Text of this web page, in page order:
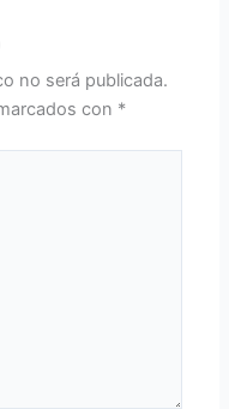
no será publicada.
con *